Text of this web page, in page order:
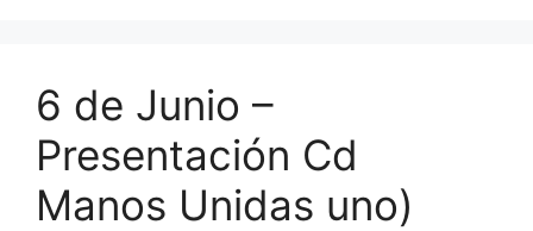
6 de Junio –
Presentación Cd
Manos Unidas uno)